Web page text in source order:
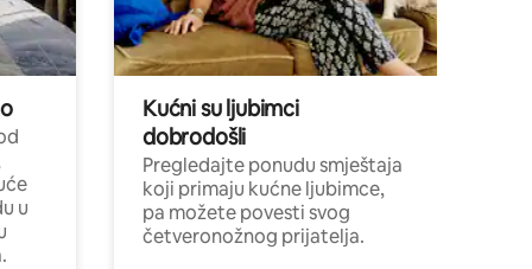
u
Kućni su ljubimci
dobrodošli
Pregledajte ponudu smještaja
koji primaju kućne ljubimce,
pa možete povesti svog
četveronožnog prijatelja.